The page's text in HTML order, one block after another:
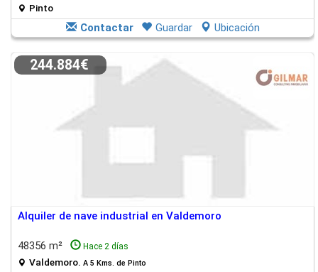
Pinto
Contactar Guardar Ubicación
244.884€
Alquiler de nave industrial en Valdemoro
48356 m² Hace 2 días
Valdemoro. A 5 Kms. de Pinto